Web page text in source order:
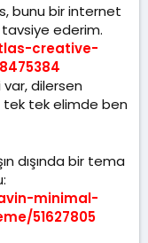
bunu bir internet
ederim.
creative-
dilersen
tek tek elimde ben
dışında bir tema
minimal-
51627805